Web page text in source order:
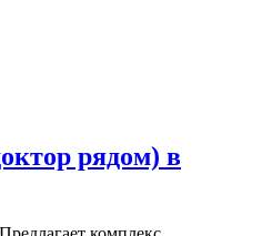
рядом) в